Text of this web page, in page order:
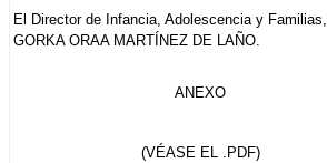
El Director de Infancia, Adolescencia y Familias,
GORKA ORAA MARTÍNEZ DE LAÑO.
ANEXO
(VÉASE EL .PDF)